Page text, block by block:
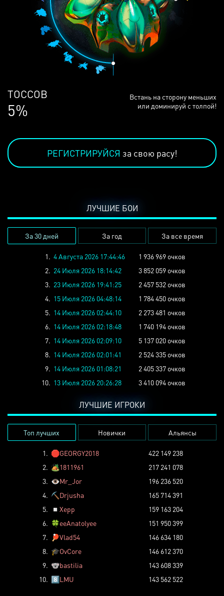
ЛЮДЕЙ
68%
Встань на сторону меньших
или доминируй с толпой!
РЕГИСТРИРУЙСЯ за свою расу!
ЛУЧШИЕ БОИ
За 30 дней За год За все время
1. 4 Августа 2026 17:44:46
1 936 969 очков
2. 24 Июля 2026 18:14:42
3 852 059 очков
3. 23 Июля 2026 19:41:25
2 457 532 очков
4. 15 Июля 2026 04:48:14
1 784 450 очков
5. 14 Июля 2026 02:44:10
2 273 481 очков
6. 14 Июля 2026 02:18:48
1 740 194 очков
7. 14 Июля 2026 02:09:10
5 137 020 очков
8. 14 Июля 2026 02:01:41
2 524 335 очков
9. 14 Июля 2026 01:08:21
2 405 337 очков
10. 13 Июля 2026 20:26:28 3 410 094 очков
ЛУЧШИЕ ИГРОКИ
Топ лучших Новички Альянсы
1. 🛑GEORGY2018
422 149 238
2. 🏕️1811961
217 241 078
3. 👁️Mr_Jor
196 236 520
4. ⛏️ Drjusha
165 714 391
5.
◽ Xepp
159 163 204
6. 🍀eeAnatolyee
151 950 399
7.
🏓Vlad54
146 634 180
8. 🎓OvCore
146 612 370
9. 🐨bastilia
143 608 339
10. 8️⃣LMU 143 562 522